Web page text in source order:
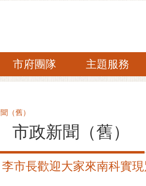
市府團隊 主題服務
（舊）
市政新聞（舊）
市長歡迎大家來南科實